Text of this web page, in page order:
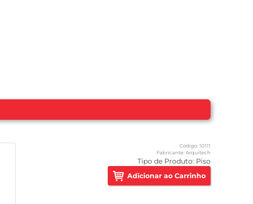
Código: 10111
Fabricante: Arquitech
Tipo de Produto: Piso
Adicionar ao Carrinho